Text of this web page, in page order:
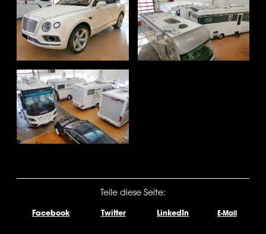
Teile diese Seite:
Facebook Twitter LinkedIn E-Mail